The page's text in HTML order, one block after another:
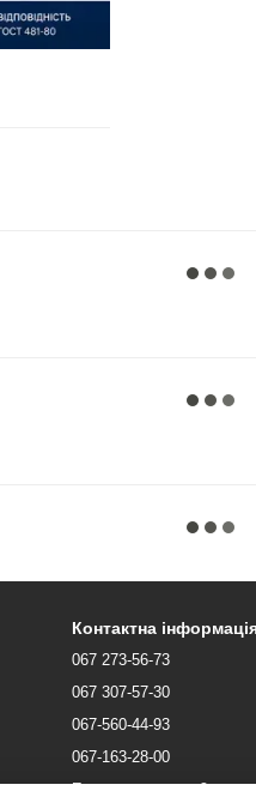
Контактна
067 273-56-73
067 307-57-30
067-560-44-93
067-163-28-00
Передзвонити вам?